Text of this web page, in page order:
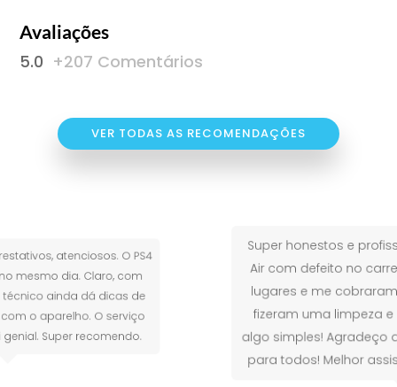
Avaliações
5.0 +207 Comentários
VER TODAS AS RECOMENDAÇÕES
Super honestos e profissionais! Tenho um
Air com defeito no carregador, orcei em
lugares e me cobraram preços altos. Levei
fizeram uma limpeza e serviço de
algo simples! Agradeço a honestidade e
para todos! Melhor assistência em